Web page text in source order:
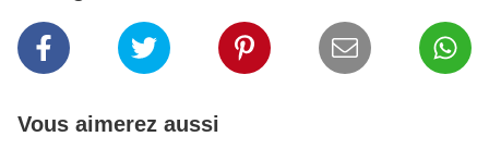
Vous aimerez aussi